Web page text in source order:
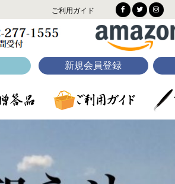
ご利用ガイド
新規会員登録